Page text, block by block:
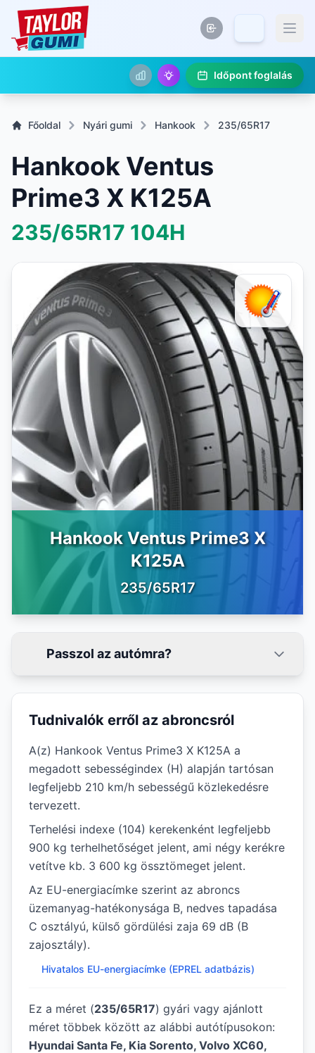
Időpont foglalás
Főoldal Nyári gumi Hankook 235/65R17
Hankook Ventus
Prime3 X K125A
235/65R17 104H
Hankook Ventus Prime3 X
K125A
235/65R17
Passzol az autómra?
Tudnivalók erről az abroncsról
A(z) Hankook Ventus Prime3 X K125A a
megadott sebességindex (H) alapján tartósan
legfeljebb 210 km/h sebességű közlekedésre
tervezett.
Terhelési indexe (104) kerekenként legfeljebb
900 kg terhelhetőséget jelent, ami négy kerékre
vetítve kb. 3 600 kg össztömeget jelent.
Az EU-energiacímke szerint az abroncs
üzemanyag-hatékonysága B, nedves tapadása
C osztályú, külső gördülési zaja 69 dB (B
zajosztály).
Hivatalos EU-energiacímke (EPREL adatbázis)
Ez a méret (235/65R17) gyári vagy ajánlott
méret többek között az alábbi autótípusokon:
Hyundai Santa Fe, Kia Sorento, Volvo XC60,